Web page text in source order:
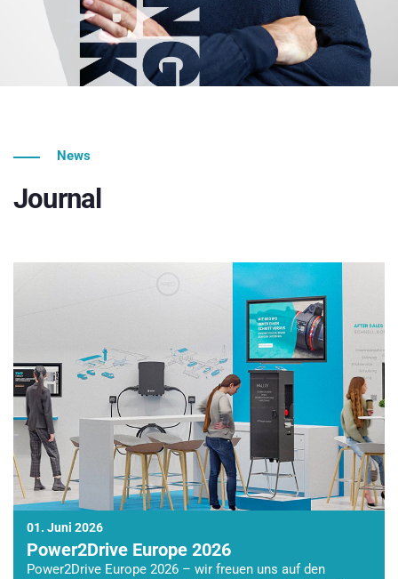
News
Journal
01. Juni 2026
Power2Drive Europe 2026
Power2Drive Europe 2026 – wir freuen uns auf den